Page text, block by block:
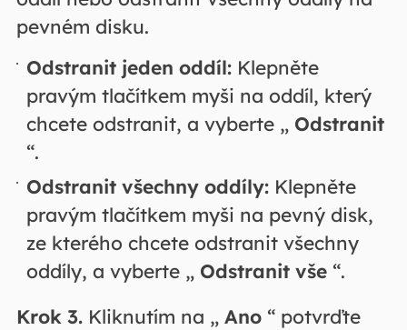
pevném disku.
Odstranit jeden oddíl: Klepněte
pravým tlačítkem myši na oddíl, který
chcete odstranit, a vyberte „ Odstranit
“.
Odstranit všechny oddíly: Klepněte
pravým tlačítkem myši na pevný disk,
ze kterého chcete odstranit všechny
oddíly, a vyberte „ Odstranit vše “.
Krok 3.Kliknutím na „ Ano“ potvrďte